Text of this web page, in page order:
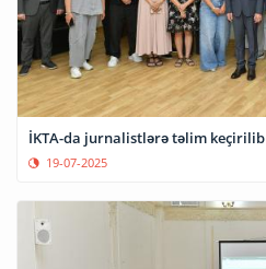
İKTA-da jurnalistlərə təlim keçirilib
19-07-2025